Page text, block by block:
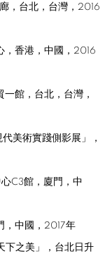
，台北，台灣，2016
，香港，中國，2016
一館，台北，台灣，
美術實踐側影展」，
C3館，廈門，中
，中國，2017年
下之美」，台北日升